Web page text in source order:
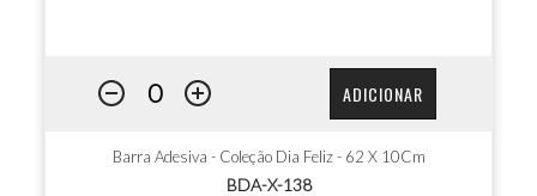
ADICIONAR
Barra Adesiva - Coleção Dia Feliz - 62 X 10Cm
BDA-X-138